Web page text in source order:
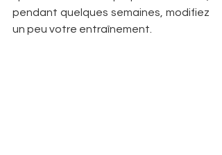
pendant quelques semaines, modifiez
un peu votre entraînement.